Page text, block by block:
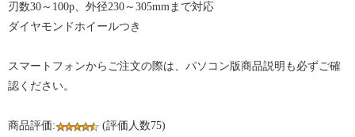
刃数30～100p、外径230～305mmまで対応
ダイヤモンドホイールつき
スマートフォンからご注文の際は、パソコン版商品説明も必ずご確
認ください。
商品評価: (評価人数75)